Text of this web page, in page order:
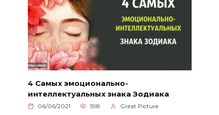
4 Самых эмоционально-
интеллектуальных знака Зодиака
06/06/2021 598 Great Picture